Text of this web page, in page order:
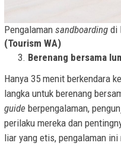
Pengalaman sandboarding di
(Tourism WA)
Berenang bersama
Hanya 35 menit berkendara
langka untuk berenang
guide berpengalaman,
perilaku mereka dan
liar yang etis, pengalaman